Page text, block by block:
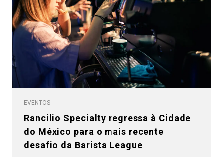
EVENTOS
Rancilio Specialty regressa à Cidade
do México para o mais recente
desafio da Barista League
Política de Privacidade